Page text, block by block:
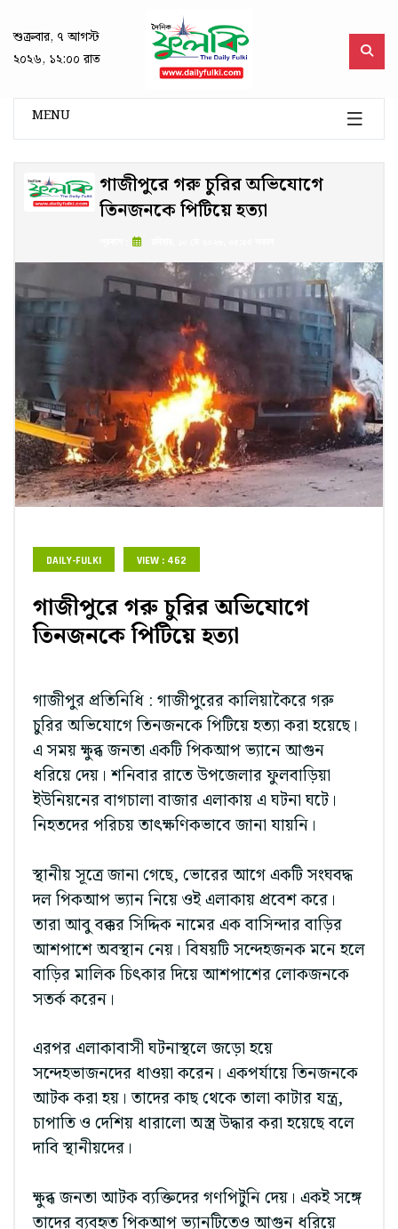
শুক্রবার, ৭ আগস্ট
২০২৬, ১২:০০ রাত
MENU
গাজীপুরে গরু চুরির অভিযোগে
তিনজনকে পিটিয়ে হত্যা
DAILY-FULKI VIEW : 462
গাজীপুরে গরু চুরির অভিযোগে
তিনজনকে পিটিয়ে হত্যা
গাজীপুর প্রতিনিধি : গাজীপুরের কালিয়াকৈরে গরু
চুরির অভিযোগে তিনজনকে পিটিয়ে হত্যা করা হয়েছে।
এ সময় ক্ষুব্ধ জনতা একটি পিকআপ ভ্যানে আগুন
ধরিয়ে দেয়। শনিবার রাতে উপজেলার ফুলবাড়িয়া
ইউনিয়নের বাগচালা বাজার এলাকায় এ ঘটনা ঘটে।
নিহতদের পরিচয় তাৎক্ষণিকভাবে জানা যায়নি।
স্থানীয় সূত্রে জানা গেছে, ভোরের আগে একটি সংঘবদ্ধ
দল পিকআপ ভ্যান নিয়ে ওই এলাকায় প্রবেশ করে।
তারা আবু বক্কর সিদ্দিক নামের এক বাসিন্দার বাড়ির
আশপাশে অবস্থান নেয়। বিষয়টি সন্দেহজনক মনে হলে
বাড়ির মালিক চিৎকার দিয়ে আশপাশের লোকজনকে
সতর্ক করেন।
এরপর এলাকাবাসী ঘটনাস্থলে জড়ো হয়ে
সন্দেহভাজনদের ধাওয়া করেন। একপর্যায়ে তিনজনকে
আটক করা হয়। তাদের কাছ থেকে তালা কাটার যন্ত্র,
চাপাতি ও দেশিয় ধারালো অস্ত্র উদ্ধার করা হয়েছে বলে
দাবি স্থানীয়দের।
ক্ষুব্ধ জনতা আটক ব্যক্তিদের গণপিটুনি দেয়। একই সঙ্গে
তাদের ব্যবহৃত পিকআপ ভ্যানটিতেও আগুন ধরিয়ে